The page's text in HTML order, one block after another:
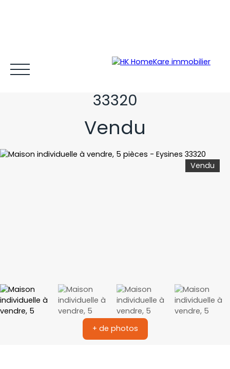
Acheter et louer Vendre Estimer Gestion locative
Maison individuelle à
33320
Vendu
Vendu
+ de photos